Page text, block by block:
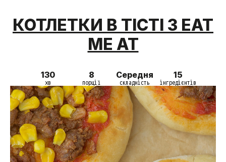
КОТЛЕТКИ В ТІСТІ З EAT
ME AT
130
хв
8
порції
Середня
складність
15
інгредієнтів